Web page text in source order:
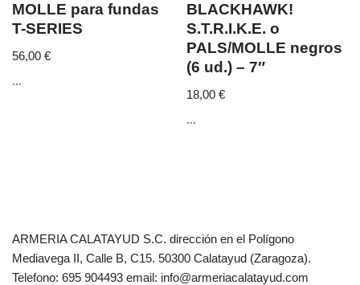
MOLLE para fundas
T-SERIES
56,00 €
...
BLACKHAWK!
S.T.R.I.K.E. o
PALS/MOLLE negros
(6 ud.) – 7″
18,00€
...
ARMERIA CALATAYUD S.C. dirección en el Polígono
Mediavega II, Calle B, C15. 50300 Calatayud (Zaragoza).
Telefono: 695 904493 email: info@armeriacalatayud.com